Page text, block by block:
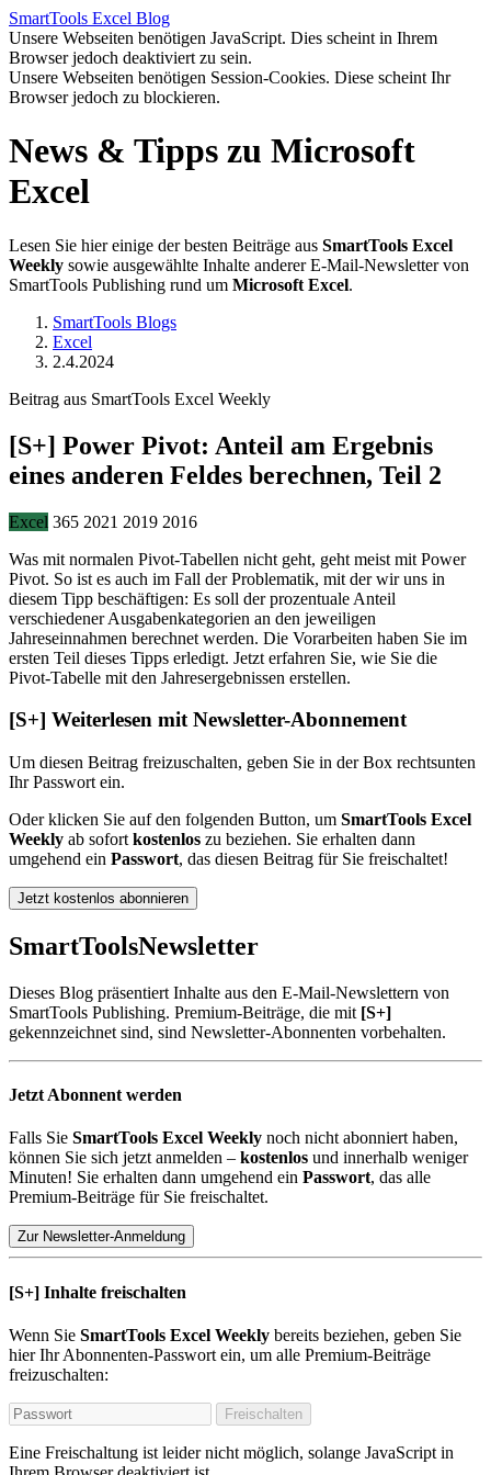
SmartTools Excel Blog
Unsere Webseiten benötigen JavaScript. Dies scheint in Ihrem
Browser jedoch deaktiviert zu sein.
Unsere Webseiten benötigen Session-Cookies. Diese scheint Ihr
Browser jedoch zu blockieren.
News & Tipps zu Microsoft
Excel
Lesen Sie hier einige der besten Beiträge aus SmartTools Excel
Weekly sowie ausgewählte Inhalte anderer E-Mail-Newsletter von
SmartTools Publishing rund um Microsoft Excel.
SmartTools Blogs
Excel
2.4.2024
Beitrag aus SmartTools Excel Weekly
[S+] Power Pivot: Anteil am Ergebnis
eines anderen Feldes berechnen, Teil 2
Excel 365 2021 2019 2016
Was mit normalen Pivot-Tabellen nicht geht, geht meist mit Power
Pivot. So ist es auch im Fall der Problematik, mit der wir uns in
diesem Tipp beschäftigen: Es soll der prozentuale Anteil
verschiedener Ausgabenkategorien an den jeweiligen
Jahreseinnahmen berechnet werden. Die Vorarbeiten haben Sie im
ersten Teil dieses Tipps erledigt. Jetzt erfahren Sie, wie Sie die
Pivot-Tabelle mit den Jahresergebnissen erstellen.
[S+] Weiterlesen mit Newsletter-Abonnement
Um diesen Beitrag freizuschalten, geben Sie in der Box rechtsunten
Ihr Passwort ein.
Oder klicken Sie auf den folgenden Button, um SmartTools Excel
Weekly ab sofort kostenlos zu beziehen. Sie erhalten dann
umgehend ein Passwort, das diesen Beitrag für Sie freischaltet!
Jetzt kostenlos abonnieren
SmartToolsNewsletter
Dieses Blog präsentiert Inhalte aus den E-Mail-Newslettern von
SmartTools Publishing. Premium-Beiträge, die mit [S+]
gekennzeichnet sind, sind Newsletter-Abonnenten vorbehalten.
Jetzt Abonnent werden
Falls Sie SmartTools Excel Weekly noch nicht abonniert haben,
können Sie sich jetzt anmelden – kostenlos und innerhalb weniger
Minuten! Sie erhalten dann umgehend ein Passwort, das alle
Premium-Beiträge für Sie freischaltet.
Zur Newsletter-Anmeldung
[S+] Inhalte freischalten
Wenn Sie SmartTools Excel Weekly bereits beziehen, geben Sie
hier Ihr Abonnenten-Passwort ein, um alle Premium-Beiträge
freizuschalten:
Freischalten
Eine Freischaltung ist leider nicht möglich, solange JavaScript in